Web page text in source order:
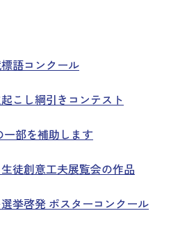
語コンクール
こし綱引きコンテスト
一部を補助します
生徒創意工夫展覧会の作品
選挙啓発 ポスターコンクール